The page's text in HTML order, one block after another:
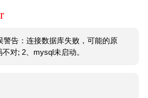
警告：连接数据库失败，可能的原
对; 2、mysql未启动。